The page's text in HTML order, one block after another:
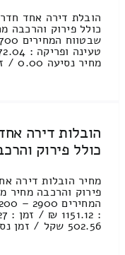
הובלת דירה אחד
מחיר נסיעה 0.00 / זמן נסיעה בין ערים 0 דקות [...]
הובלות דירה
כולל פירוק
מחיר הובלות דירה
502.56 שקל / זמן נסיעה בין ערים 55 דקות [...]